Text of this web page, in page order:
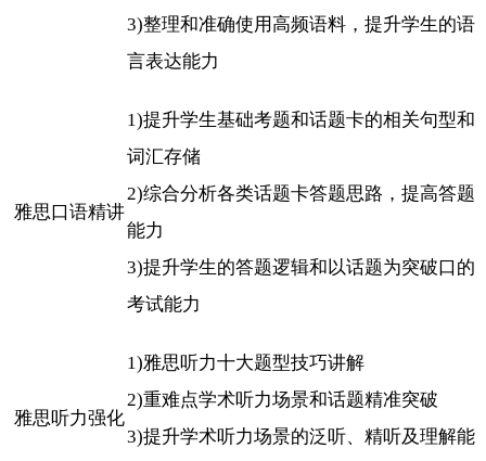
3)整理和准确使用高频语料，提升学生的语
言表达能力
雅思口语精讲
1)提升学生基础考题和话题卡的相关句型和
词汇存储
2)综合分析各类话题卡答题思路，提高答题
能力
3)提升学生的答题逻辑和以话题为突破口的
考试能力
雅思听力强化
1)雅思听力十大题型技巧讲解
2)重难点学术听力场景和话题精准突破
3)提升学术听力场景的泛听、精听及理解能